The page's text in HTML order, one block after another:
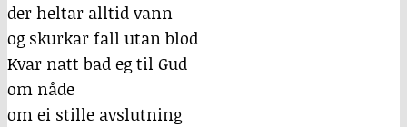
der heltar alltid vann
og skurkar fall utan blod
Kvar natt bad eg til Gud
om nåde
om ei stille avslutning